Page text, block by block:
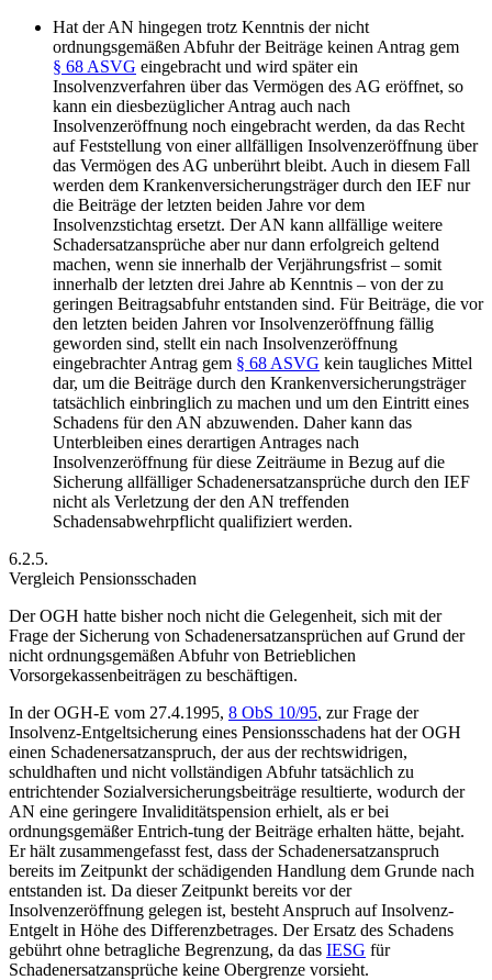
Hat der AN hingegen trotz Kenntnis der nicht
ordnungsgemäßen Abfuhr der Beiträge keinen Antrag gem
§ 68 ASVG eingebracht und wird später ein
Insolvenzverfahren über das Vermögen des AG eröffnet, so
kann ein diesbezüglicher Antrag auch nach
Insolvenzeröffnung noch eingebracht werden, da das Recht
auf Feststellung von einer allfälligen Insolvenzeröffnung über
das Vermögen des AG unberührt bleibt. Auch in diesem Fall
werden dem Krankenversicherungsträger durch den IEF nur
die Beiträge der letzten beiden Jahre vor dem
Insolvenzstichtag ersetzt. Der AN kann allfällige weitere
Schadersatzansprüche aber nur dann erfolgreich geltend
machen, wenn sie innerhalb der Verjährungsfrist – somit
innerhalb der letzten drei Jahre ab Kenntnis – von der zu
geringen Beitragsabfuhr entstanden sind. Für Beiträge, die vor
den letzten beiden Jahren vor Insolvenzeröffnung fällig
geworden sind, stellt ein nach Insolvenzeröffnung
eingebrachter Antrag gem § 68 ASVG kein taugliches Mittel
dar, um die Beiträge durch den Krankenversicherungsträger
tatsächlich einbringlich zu machen und um den Eintritt eines
Schadens für den AN abzuwenden. Daher kann das
Unterbleiben eines derartigen Antrages nach
Insolvenzeröffnung für diese Zeiträume in Bezug auf die
Sicherung allfälliger Schadenersatzansprüche durch den IEF
nicht als Verletzung der den AN treffenden
Schadensabwehrpflicht qualifiziert werden.
6.2.5.
Vergleich Pensionsschaden
Der OGH hatte bisher noch nicht die Gelegenheit, sich mit der
Frage der Sicherung von Schadenersatzansprüchen auf Grund der
nicht ordnungsgemäßen Abfuhr von Betrieblichen
Vorsorgekassenbeiträgen zu beschäftigen.
In derOGH-E vom 27.4.1995, 8 ObS 10/95, zur Frage der
Insolvenz-Entgeltsicherung eines Pensionsschadens hat der OGH
einen Schadenersatzanspruch, der aus der rechtswidrigen,
schuldhaften und nicht vollständigen Abfuhr tatsächlich zu
entrichtender Sozialversicherungsbeiträge resultierte, wodurch der
AN eine geringere Invaliditätspension erhielt, als er bei
ordnungsgemäßer Entrich-tung der Beiträge erhalten hätte, bejaht.
Er hält zusammengefasst fest, dass der Schadenersatzanspruch
bereits im Zeitpunkt der schädigenden Handlung dem Grunde nach
entstanden ist. Da dieser Zeitpunkt bereits vor der
Insolvenzeröffnung gelegen ist, besteht Anspruch auf Insolvenz-
Entgelt in Höhe des Differenzbetrages. Der Ersatz des Schadens
gebührt ohne betragliche Begrenzung, da das IESG für
Schadenersatzansprüche keine Obergrenze vorsieht.